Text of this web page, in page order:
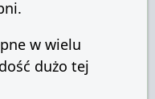
w wielu
dużo tej